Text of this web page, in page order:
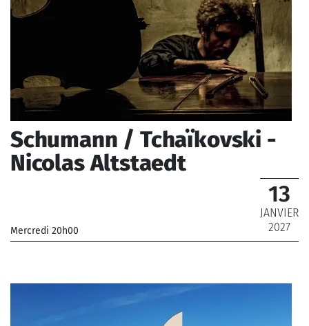
Schumann / Tchaïkovski -
Nicolas Altstaedt
Mercredi 20h00
13
JANVIER
2027